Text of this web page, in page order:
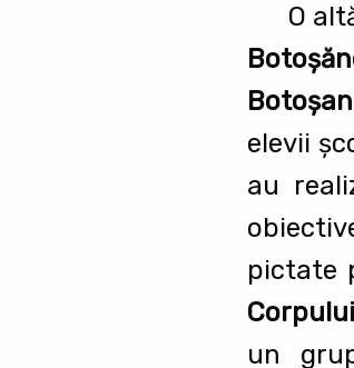
O
elevii
au
pictate
un